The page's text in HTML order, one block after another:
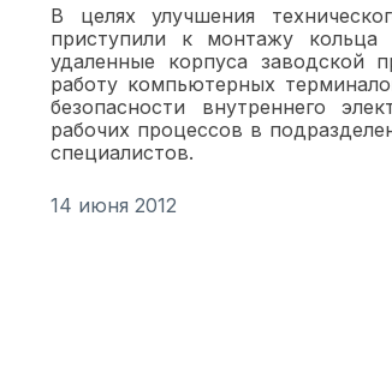
В целях улучшения
приступили к монтажу кольца
удаленные корпуса заводской
работу компьютерных
безопасности внутреннего
рабочих процессов в
специалистов.
14 июня 2012